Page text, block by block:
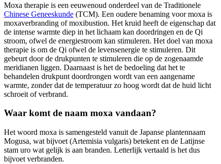
Moxa therapie is een eeuwenoud onderdeel van de Traditionele
Chinese Geneeskunde (TCM). Een oudere benaming voor moxa is
moxaverbranding of moxibustion. Het kruid heeft de eigenschap dat
de intense warmte diep in het lichaam kan doordringen en de Qi
stroom, ofwel de energiestroom kan stimuleren. Het doel van moxa
therapie is om de Qi ofwel de levensenergie te stimuleren. Dit
gebeurt door de drukpunten te stimuleren die op de zogenaamde
meridianen liggen. Daarnaast is het de bedoeling dat het te
behandelen drukpunt doordrongen wordt van een aangename
warmte, zonder dat de temperatuur zo hoog wordt dat de huid licht
schroeit of verbrand.
Waar komt de naam moxa vandaan?
Het woord moxa is samengesteld vanuit de Japanse plantennaam
Mogusa, wat bijvoet (Artemisia vulgaris) betekent en de Latijnse
stam uro wat gelijk is aan branden. Letterlijk vertaald is het dus
bijvoet verbranden.